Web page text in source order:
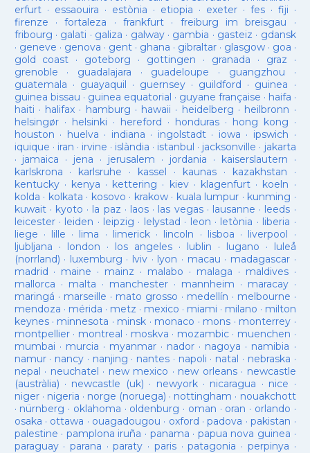
erfurt· essaouira · estònia · etiopia · exeter· fes· fiji ·
firenze ·fortaleza · frankfurt· freiburg im breisgau ·
fribourg · galati · galiza · galway· gambia · gasteiz · gdansk
· geneve · genova · gent· ghana · gibraltar· glasgow· goa ·
gold coast · goteborg · gottingen · granada · graz ·
grenoble · guadalajara · guadeloupe · guangzhou ·
guatemala · guayaquil · guernsey· guildford · guinea ·
guinea bissau · guinea equatorial · guyane française · haifa ·
haiti · halifax · hamburg · hawaii · heidelberg · heilbronn ·
helsingør· helsinki · hereford · honduras· hong kong ·
houston · huelva · indiana · ingolstadt· iowa · ipswich ·
iquique · iran · irvine · islàndia · istanbul · jacksonville · jakarta
· jamaica · jena · jerusalem · jordania · kaiserslautern ·
karlskrona · karlsruhe · kassel · kaunas· kazakhstan ·
kentucky· kenya · kettering · kiev· klagenfurt · koeln ·
kolda · kolkata · kosovo · krakow· kuala lumpur · kunming ·
kuwait· kyoto · la paz · laos· las vegas· lausanne · leeds ·
leicester· leiden · leipzig · lelystad · leon · letònia · liberia ·
liege · lille · lima · limerick· lincoln · lisboa · liverpool ·
ljubljana · london · los angeles· lublin · lugano · luleå
(norrland) · luxemburg · lviv · lyon · macau · madagascar·
madrid · maine · mainz · malabo · malaga · maldives·
mallorca · malta · manchester· mannheim · maracay·
maringá · marseille · mato grosso · medellín · melbourne ·
mendoza · mérida · metz · mexico · miami · milano · milton
keynes· minnesota · minsk · monaco · mons · monterrey ·
montpellier· montreal · moskva · mozambic· muenchen ·
mumbai · murcia · myanmar· nador · nagoya · namibia ·
namur· nancy · nanjing · nantes · napoli · natal · nebraska ·
nepal · neuchatel · new mexico · new orleans· newcastle
(austràlia) · newcastle (uk) · newyork· nicaragua · nice ·
niger· nigeria · norge (noruega) · nottingham · nouakchott
· nürnberg · oklahoma · oldenburg · oman · oran · orlando ·
osaka · ottawa · ouagadougou · oxford ·padova ·pakistan ·
palestine · pamplona iruña · panama · papua nova guinea ·
paraguay· parana ·paraty · paris·patagonia · perpinya ·